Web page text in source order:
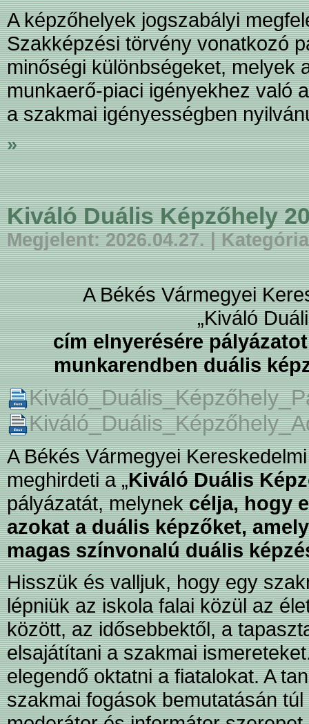
A képzőhelyek jogszabályi
Szakképzési törvény vonatkozó
minőségi különbségeket, melyek
munkaerő-piaci igényekhez való
a szakmai igényességben
»
Kiváló Duális Képzőhely
Megjelent: 2026.04.27. |
A Békés Vármegyei
„Kiváló
cím elnyerésére
munkarendben duális
A Békés Vármegyei
meghirdeti a „Kiváló Duális
pályázatát, melynekcélja, hogy
azokat a duális képzőket,
magas színvonalú duális
Hisszük és valljuk, hogy egy
lépniük az iskola falai közül az
között, az idősebbektől, a
elsajátítani a szakmai
elegendő oktatni a fiatalokat. A
szakmai fogások bemutatásán